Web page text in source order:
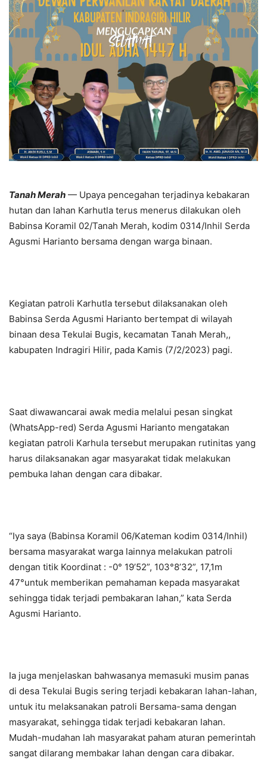
Tanah Merah — Upaya pencegahan terjadinya kebakaran
hutan dan lahan Karhutla terus menerus dilakukan oleh
Babinsa Koramil 02/Tanah Merah, kodim 0314/Inhil Serda
Agusmi Harianto bersama dengan warga binaan.
Kegiatan patroli Karhutla tersebut dilaksanakan oleh
Babinsa Serda Agusmi Harianto bertempat di wilayah
binaan desa Tekulai Bugis, kecamatan Tanah Merah,,
kabupaten Indragiri Hilir, pada Kamis (7/2/2023) pagi.
Saat diwawancarai awak media melalui pesan singkat
(WhatsApp-red) Serda Agusmi Harianto mengatakan
kegiatan patroli Karhula tersebut merupakan rutinitas yang
harus dilaksanakan agar masyarakat tidak melakukan
pembuka lahan dengan cara dibakar.
“Iya saya (Babinsa Koramil 06/Kateman kodim 0314/Inhil)
bersama masyarakat warga lainnya melakukan patroli
dengan titik Koordinat : -0° 19’52”, 103°8’32”, 17,1m
47°untuk memberikan pemahaman kepada masyarakat
sehingga tidak terjadi pembakaran lahan,” kata Serda
Agusmi Harianto.
Ia juga menjelaskan bahwasanya memasuki musim panas
di desa Tekulai Bugis sering terjadi kebakaran lahan-lahan,
untuk itu melaksanakan patroli Bersama-sama dengan
masyarakat, sehingga tidak terjadi kebakaran lahan.
Mudah-mudahan lah masyarakat paham aturan pemerintah
sangat dilarang membakar lahan dengan cara dibakar.